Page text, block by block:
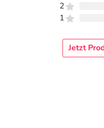
2
1
Jetzt